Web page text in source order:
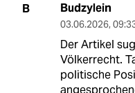
B Budzylein
03.06.2026,
Der Artikel
Völkerrecht.
politische